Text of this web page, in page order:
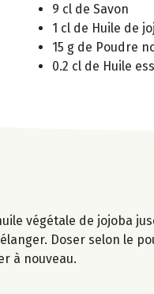
9 cl de Savon
1 cl de Huile de
15 g de Poudre
0.2 cl de Huile
végétale de jojoba
Doser selon le
à nouveau.